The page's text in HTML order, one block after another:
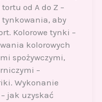
od A do Z –
tynkowania, aby
Kolorowe tynki –
kolorowych
spożywczymi,
–
Wykonanie
jak uzyskać